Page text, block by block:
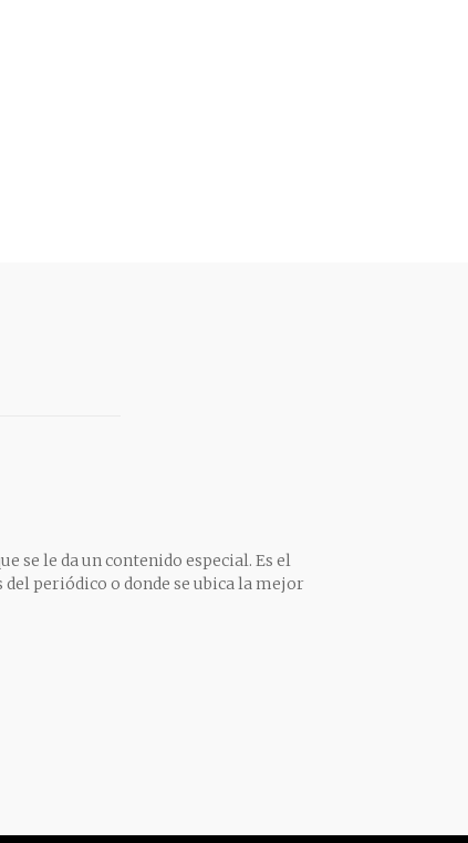
se le da un contenido especial. Es el
periódico o donde se ubica la mejor